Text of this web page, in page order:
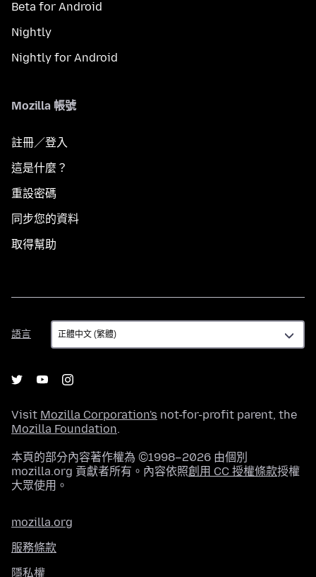
Beta for Android
Nightly
Nightly for Android
Mozilla 帳號
註冊／登入
這是什麼？
重設密碼
同步您的資料
取得幫助
語言
語
言
Visit Mozilla Corporation's not-for-profit parent, the
Mozilla Foundation.
本頁的部分內容著作權為 ©1998–2026 由個別
mozilla.org 貢獻者所有。內容依照創用 CC 授權條款授權
大眾使用。
mozilla.org
服務條款
隱私權